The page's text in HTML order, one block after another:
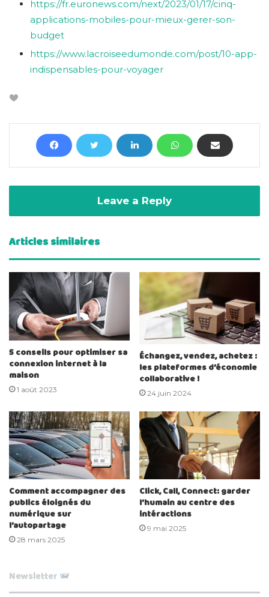
https://fr.euronews.com/next/2023/01/17/cinq-
applications-mobiles-pour-mieux-gerer-son-
budget
https://www.lacroiseedumonde.com/post/10-app-
indispensables-pour-voyager
Leave a Reply
Articles similaires
5 conseils pour optimiser sa
connexion internet à la
maison
1 août 2023
Échangez, vendez, achetez :
les plateformes d’économie
collaborative !
24 juin 2024
Comment accompagner des
publics éloignés du
numérique sur
l’autopartage
28 mars 2025
Click, Call, Connect: garder
l’humain au centre des
intéractions
9 mai 2025
Newsletter